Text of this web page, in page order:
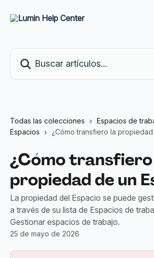
Todas las colecciones
Espacios de
Espacios
¿Cómo transfiero la
¿Cómo
propiedad de un
La propiedad del Espacio se puede
a través de su lista de Espacios de
Gestionar espacios de trabajo.
25 de mayo de 2026